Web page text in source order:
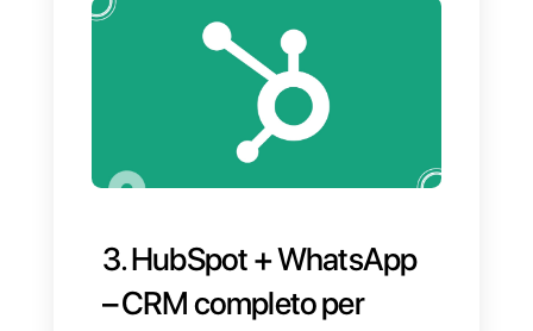
messaggistica. Questo
strumento si rivolge
principalmente alle attività che
vogliono automatizzare i propri
riducendo così la dipendenza
dallo staff.